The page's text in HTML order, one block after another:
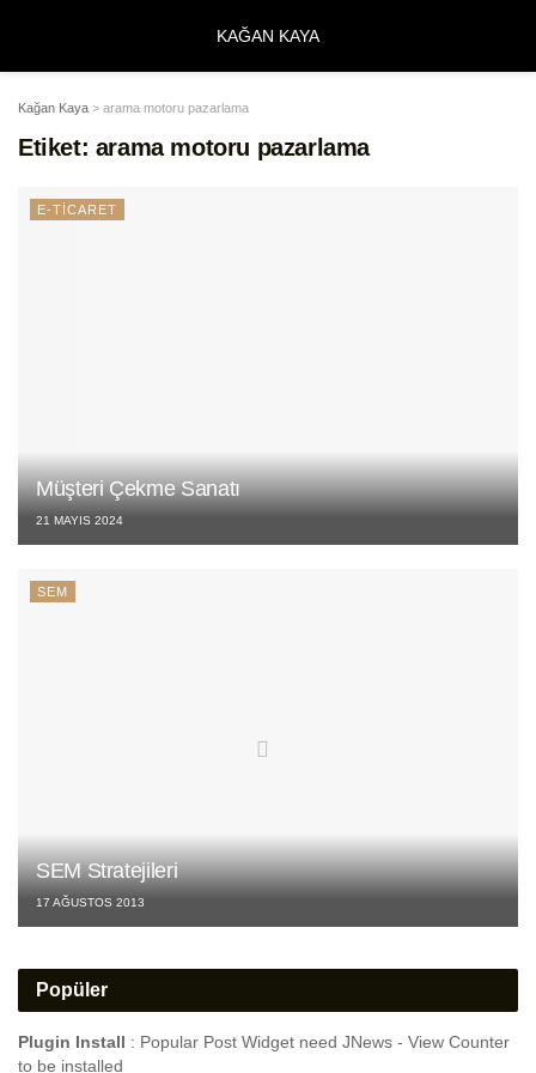
KAĞAN KAYA
Kağan Kaya > arama motoru pazarlama
Etiket: arama motoru pazarlama
E-TİCARET
Müşteri Çekme Sanatı
21 MAYIS 2024
SEM
SEM Stratejileri
17 AĞUSTOS 2013
Popüler
Plugin Install : Popular Post Widget need JNews - View Counter
to be installed